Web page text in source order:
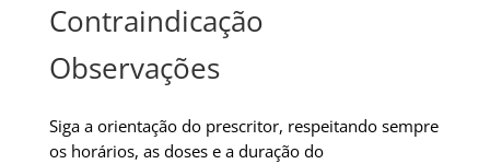
Contraindicação
Observações
Siga a orientação do prescritor, respeitando sempre
os horários, as doses e a duração do